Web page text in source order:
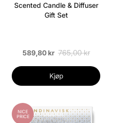
Scented Candle & Diffuser
Gift Set
589,80 kr 765,00 kr
Kjøp
NICE
PRICE